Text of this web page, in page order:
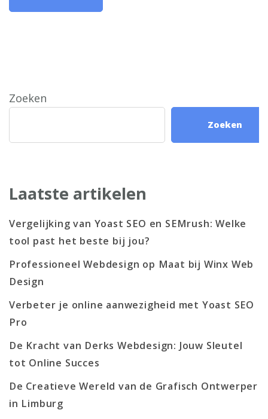
Zoeken
Zoeken
Laatste artikelen
Vergelijking van Yoast SEO en SEMrush: Welke
tool past het beste bij jou?
Professioneel Webdesign op Maat bij Winx Web
Design
Verbeter je online aanwezigheid met Yoast SEO
Pro
De Kracht van Derks Webdesign: Jouw Sleutel
tot Online Succes
De Creatieve Wereld van de Grafisch Ontwerper
in Limburg